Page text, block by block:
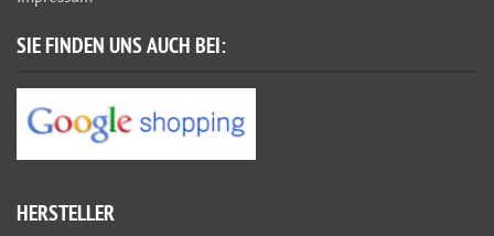
SIE FINDEN UNS AUCH BEI:
HERSTELLER